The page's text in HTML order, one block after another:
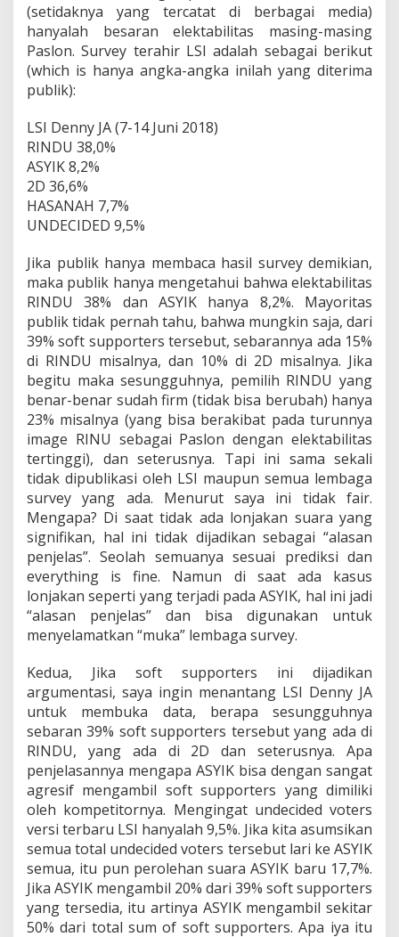
(setidaknya yang tercatat di berbagai media)
hanyalah besaran elektabilitas masing-masing
Paslon. Survey terahir LSI adalah sebagai berikut
(which is hanya angka-angka inilah yang diterima
publik):
LSI Denny JA (7-14 Juni 2018)
RINDU 38,0%
ASYIK 8,2%
2D 36,6%
HASANAH 7,7%
UNDECIDED 9,5%
Jika publik hanya membaca hasil survey demikian,
maka publik hanya mengetahui bahwa elektabilitas
RINDU 38% dan ASYIK hanya 8,2%. Mayoritas
publik tidak pernah tahu, bahwa mungkin saja, dari
39% soft supporters tersebut, sebarannya ada 15%
di RINDU misalnya, dan 10% di 2D misalnya. Jika
begitu maka sesungguhnya, pemilih RINDU yang
benar-benar sudah firm (tidak bisa berubah) hanya
23% misalnya (yang bisa berakibat pada turunnya
image RINU sebagai Paslon dengan elektabilitas
tertinggi), dan seterusnya. Tapi ini sama sekali
tidak dipublikasi oleh LSI maupun semua lembaga
survey yang ada. Menurut saya ini tidak fair.
Mengapa? Di saat tidak ada lonjakan suara yang
signifikan, hal ini tidak dijadikan sebagai “alasan
penjelas”. Seolah semuanya sesuai prediksi dan
everything is fine. Namun di saat ada kasus
lonjakan seperti yang terjadi pada ASYIK, hal ini jadi
“alasan penjelas” dan bisa digunakan untuk
menyelamatkan “muka” lembaga survey.
Kedua, Jika soft supporters ini dijadikan
argumentasi, saya ingin menantang LSI Denny JA
untuk membuka data, berapa sesungguhnya
sebaran 39% soft supporters tersebut yang ada di
RINDU, yang ada di 2D dan seterusnya. Apa
penjelasannya mengapa ASYIK bisa dengan sangat
agresif mengambil soft supporters yang dimiliki
oleh kompetitornya. Mengingat undecided voters
versi terbaru LSI hanyalah 9,5%. Jika kita asumsikan
semua total undecided voters tersebut lari ke ASYIK
semua, itu pun perolehan suara ASYIK baru 17,7%.
Jika ASYIK mengambil 20% dari 39% soft supporters
yang tersedia, itu artinya ASYIK mengambil sekitar
50% dari total sum of soft supporters. Apa iya itu